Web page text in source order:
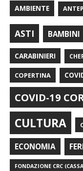
AMBIENTE
ASTI BAMBINI
CARABINIERI
COPERTINA
COVID-19
CULTURA
ECONOMIA
FONDAZIONE CRC